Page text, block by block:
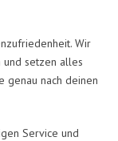
Wir
setzen alles
genau nach deinen
Service und